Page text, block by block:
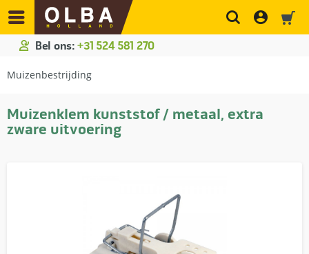
Bel ons: +31 524 581 270
Muizenbestrijding
Muizenklem kunststof / metaal, extra
zware uitvoering